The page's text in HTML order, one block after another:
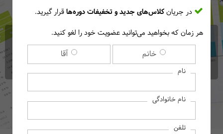
دوره حضوری کاربرد اکسل
در حسابداری
در جریانکلاس‌های جدید و تخفیفات دوره‌هاقرار گیرید.
هر زمان که بخواهید می‌توانید عضویت خود را لغو کنید.
خانم آقا
نام
نام خانوادگی
تلفن